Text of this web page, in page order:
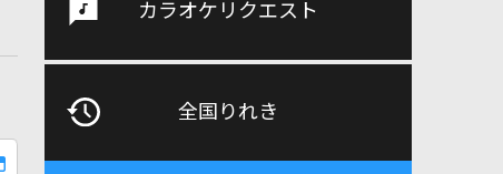
カラオケリクエスト
全国りれき